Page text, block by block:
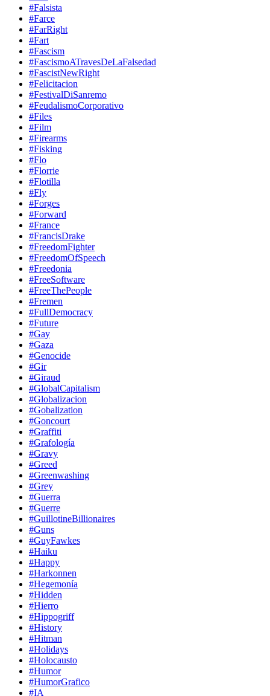
#Falsista
#Farce
#FarRight
#Fart
#Fascism
#FascismoATravesDeLaFalsedad
#FascistNewRight
#Felicitacion
#FestivalDiSanremo
#FeudalismoCorporativo
#Files
#Film
#Firearms
#Fisking
#Flo
#Florrie
#Flotilla
#Fly
#Forges
#Forward
#France
#FrancisDrake
#FreedomFighter
#FreedomOfSpeech
#Freedonia
#FreeSoftware
#FreeThePeople
#Fremen
#FullDemocracy
#Future
#Gay
#Gaza
#Genocide
#Gir
#Giraud
#GlobalCapitalism
#Globalizacion
#Gobalization
#Goncourt
#Graffiti
#Grafología
#Gravy
#Greed
#Greenwashing
#Grey
#Guerra
#Guerre
#GuillotineBillionaires
#Guns
#GuyFawkes
#Haiku
#Happy
#Harkonnen
#Hegemonía
#Hidden
#Hierro
#Hippogriff
#History
#Hitman
#Holidays
#Holocausto
#Humor
#HumorGrafico
#IA